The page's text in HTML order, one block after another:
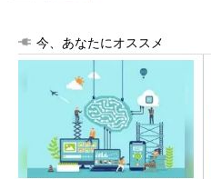
今、あなたにオススメ